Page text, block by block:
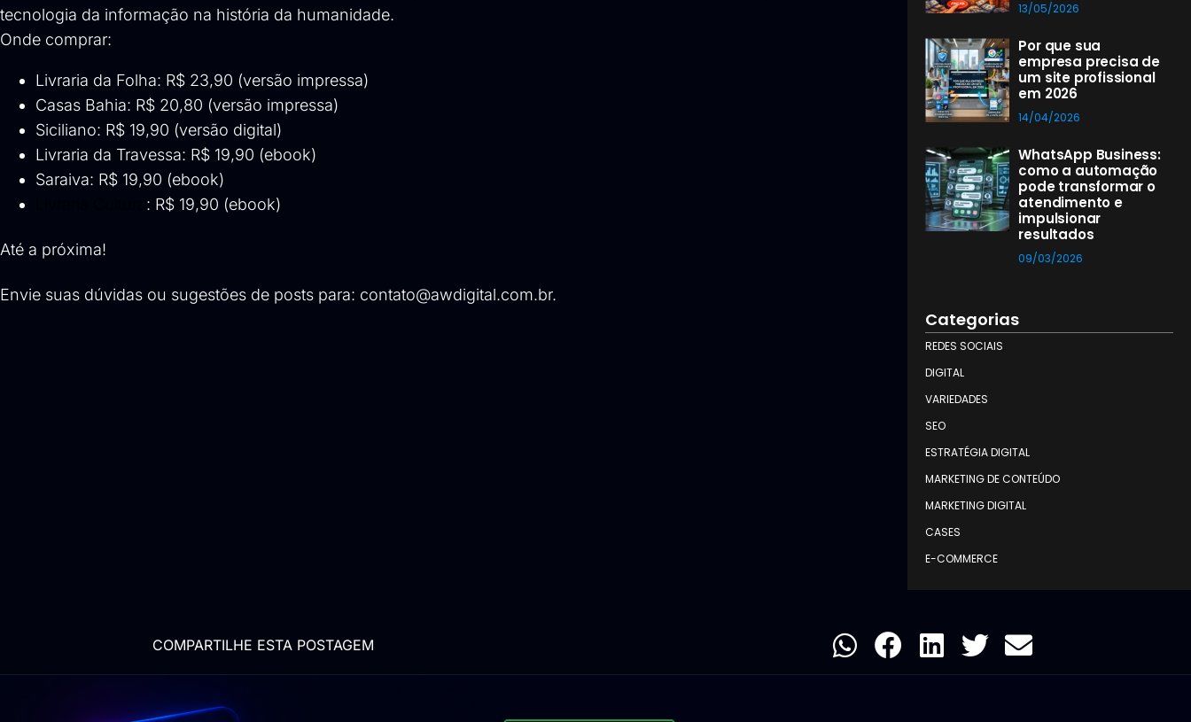
tecnologia da informação na história da humanidade.
Onde comprar:
Livraria da Folha: R$ 23,90 (versão impressa)
Casas Bahia: R$ 20,80 (versão impressa)
Siciliano: R$ 19,90 (versão digital)
Livraria da Travessa: R$ 19,90 (ebook)
Saraiva: R$ 19,90 (ebook)
: R$ 19,90 (ebook)
Até a próxima!
Envie suas dúvidas ou sugestões de posts para: contato@awdigital.com.br.
13/05/2026
Por que sua
empresa precisa de
um site profissional
em 2026
14/04/2026
WhatsApp Business:
como a automação
pode transformar o
atendimento e
impulsionar
resultados
09/03/2026
Categorias
REDES SOCIAIS
DIGITAL
VARIEDADES
SEO
ESTRATÉGIA DIGITAL
MARKETING DE CONTEÚDO
MARKETING DIGITAL
CASES
E-COMMERCE
COMPARTILHE ESTA POSTAGEM